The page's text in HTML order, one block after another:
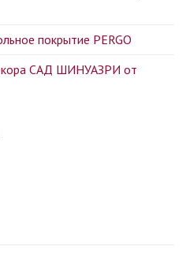
покрытие PERGO
САД ШИНУАЗРИ от